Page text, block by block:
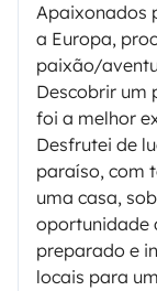
Apaixonados
a Europa,
paixão/
Descobrir um
foi a melhor
Desfrutei de
paraíso, com
uma casa,
oportunidade
preparado e
locais para